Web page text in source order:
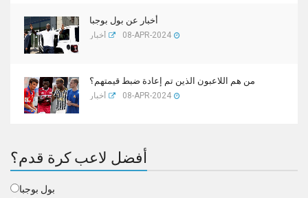
أخبار عن بول بوجبا
أخبار 08-APR-2024
من هم اللاعبون الذين تم إعادة ضبط قيمتهم؟
أخبار 08-APR-2024
أفضل لاعب كرة قدم؟
بول بوجبا